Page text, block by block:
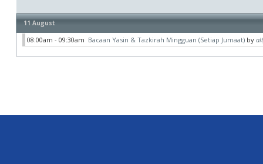
11 August
08:00am - 09:30am Bacaan Yasin & Tazkirah Mingguan (Setiap Jumaat) by